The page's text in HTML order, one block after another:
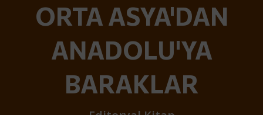
ORTA ASYA'DAN
ANADOLU'YA
BARAKLAR